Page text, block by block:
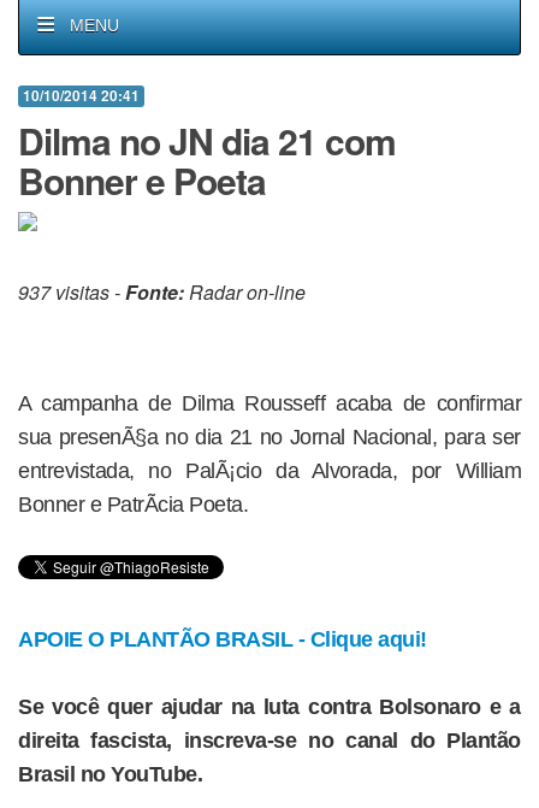
MENU
10/10/2014 20:41
Dilma no JN dia 21 com
Bonner e Poeta
937 visitas -Fonte:Radar on-line
A campanha de Dilma Rousseff acaba de confirmar
sua presenÃ§a no dia 21 no Jornal Nacional, para ser
entrevistada, no PalÃ¡cio da Alvorada, por William
Bonner e PatrÃ­cia Poeta.
APOIE O PLANTÃO BRASIL - Clique aqui!
Se você quer ajudar na luta contra Bolsonaro e a
direita fascista, inscreva-se no canal do Plantão
Brasil no YouTube.